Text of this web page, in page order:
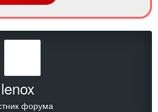
lenox
форума